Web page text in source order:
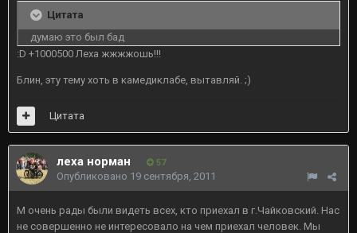
Цитата
думаю это был бад
:D +1000500 Леха жжжжошь!!!
Блин, эту тему хоть в камедиклабе, вытавляй. ;)
Цитата
леха норман 57
Опубликовано 19 сентября, 2011
М очень рады были видеть всех, кто приехал в г.Чайковский. Нас
не совершенно не интересовало на чем приехал человек. Мы